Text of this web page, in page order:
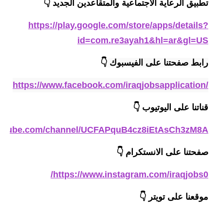
ملازم دراسية
المرحلة الابتدائية
المرحلة الاعدادية
المرحلة الابتدائية
المرحلة الاعدادية
تطبيق الرعاية الاجتماعية والمتقاعدين الجديد 👇
https://play.google.com/store/apps/details?
id=com.re3ayah1&hl=ar&gl=US
رابط صفحتنا على الفيسبوك 👇
https://www.facebook.com/iraqjobsapplication/
قناتنا على اليوتيوب 👇
channel/UCFAPquB4cz8iEtAsCh3zM8A
صفحتنا على الانستكرام 👇
https://www.instagram.com/iraqjobs0/
موقعنا على تويتر 👇